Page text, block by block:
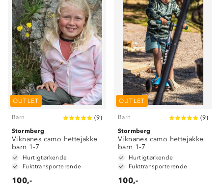
OUTLET
Barn (9)
Stormberg
Viknanes camo hettejakke
barn 1-7
Hurtigtørkende
Fukttransporterende
100,-
OUTLET
Barn (9)
Stormberg
Viknanes camo hettejakke
barn 1-7
Hurtigtørkende
Fukttransporterende
100,-